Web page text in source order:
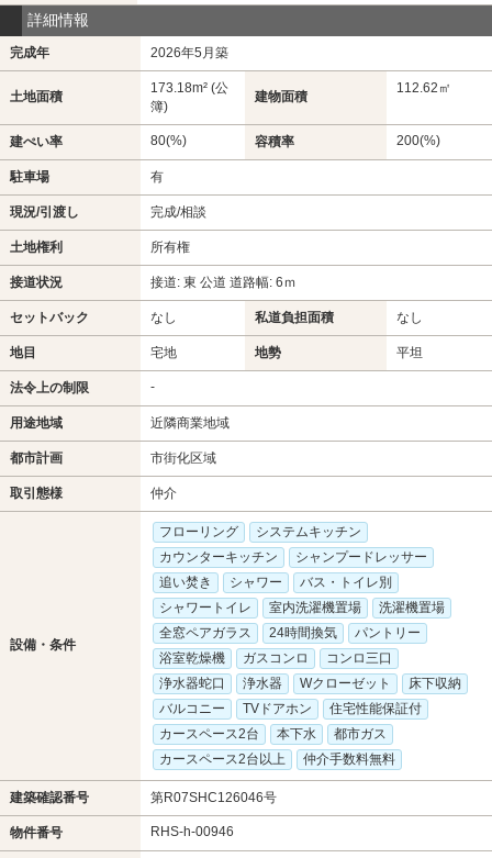
詳細情報
完成年 2026年5月築
土地面積
173.18m² (公
簿)
建物面積
112.62㎡
建ぺい率 80(%) 容積率 200(%)
駐車場 有
現況/引渡し 完成/相談
土地権利 所有権
接道状況 接道: 東 公道 道路幅: 6ｍ
セットバック なし 私道負担面積 なし
地目 宅地 地勢 平坦
法令上の制限 -
用途地域 近隣商業地域
都市計画 市街化区域
取引態様 仲介
設備・条件
フローリング
システムキッチン
カウンターキッチン
シャンプードレッサー
追い焚き
シャワー
バス・トイレ別
シャワートイレ
室内洗濯機置場
洗濯機置場
全窓ペアガラス
24時間換気
パントリー
浴室乾燥機
ガスコンロ
コンロ三口
浄水器蛇口
浄水器 Wクローゼット
床下収納
バルコニー
TVドアホン
住宅性能保証付
カースペース2台
本下水
都市ガス
カースペース2台以上
仲介手数料無料
建築確認番号 第R07SHC126046号
物件番号 RHS-h-00946